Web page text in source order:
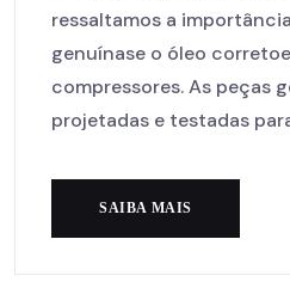
ressaltamos a
genuínase o óleo
compressores. As peças
projetadas e testadas
SAIBA MAIS